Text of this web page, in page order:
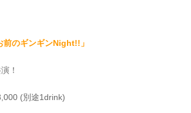
のギンギンNight!!」
！
(別途1drink)